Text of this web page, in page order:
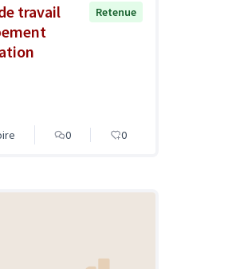
travail
Retenue
0 0